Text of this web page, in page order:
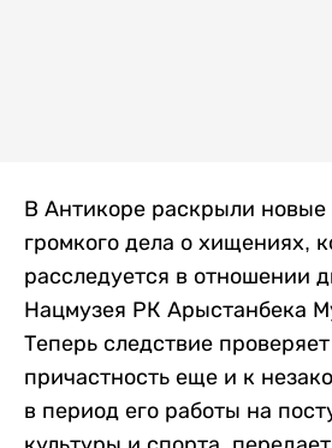
В Антикоре раскрыли новые
громкого дела о хищениях,
расследуется в отношении
Нацмузея РК Арыстанбека
Теперь следствие проверяет
причастность еще и к
в период его работы на